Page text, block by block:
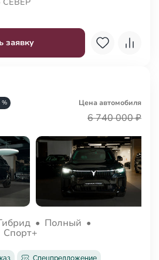
заявку
% Цена автомобиля
6 740 000 ₽
• Полный •
Спорт+
Спецпредложение